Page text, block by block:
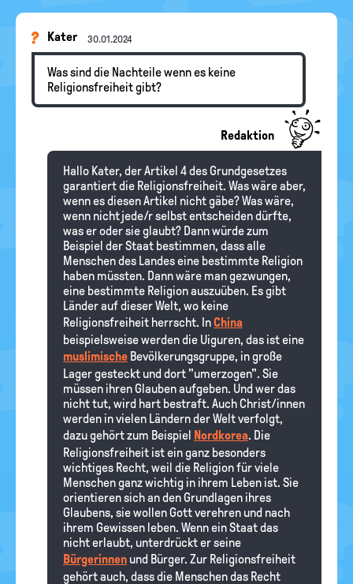
Kater 30.01.2024
Was sind die Nachteile wenn es keine
Religionsfreiheit gibt?
Redaktion
Hallo Kater, der Artikel 4 des Grundgesetzes
garantiert die Religionsfreiheit. Was wäre aber,
wenn es diesen Artikel nicht gäbe? Was wäre,
wenn nicht jede/r selbst entscheiden dürfte,
was er oder sie glaubt? Dann würde zum
Beispiel der Staat bestimmen, dass alle
Menschen des Landes eine bestimmte Religion
haben müssten. Dann wäre man gezwungen,
eine bestimmte Religion auszuüben. Es gibt
Länder auf dieser Welt, wo keine
Religionsfreiheit herrscht. InChina
beispielsweise werden die Uiguren, das ist eine
muslimische Bevölkerungsgruppe, in große
Lager gesteckt und dort "umerzogen". Sie
müssen ihren Glauben aufgeben. Und wer das
nicht tut, wird hart bestraft. Auch Christ/innen
werden in vielen Ländern der Welt verfolgt,
dazu gehört zum Beispiel Nordkorea. Die
Religionsfreiheit ist ein ganz besonders
wichtiges Recht, weil die Religion für viele
Menschen ganz wichtig in ihrem Leben ist. Sie
orientieren sich an den Grundlagen ihres
Glaubens, sie wollen Gott verehren und nach
ihrem Gewissen leben. Wenn ein Staat das
nicht erlaubt, unterdrückt er seine
Bürgerinnen und Bürger. Zur Religionsfreiheit
gehört auch, dass die Menschen das Recht